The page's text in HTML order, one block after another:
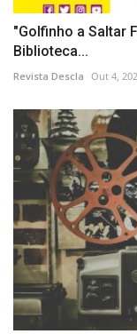
"Golfinho a Saltar
Biblioteca...
Revista Descla Out 4,